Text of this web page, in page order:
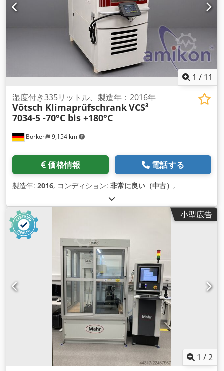
1 / 11
Borken 9,154 km
湿度付き335リットル、製造年：2016年
Vötsch KlimaprüfschrankVCS³
7034-5 -70°C bis +180°C
価格情報 電話する
製造年: 2016, コンディション: 非常に良い（中古） ,
小型広告
1 /2